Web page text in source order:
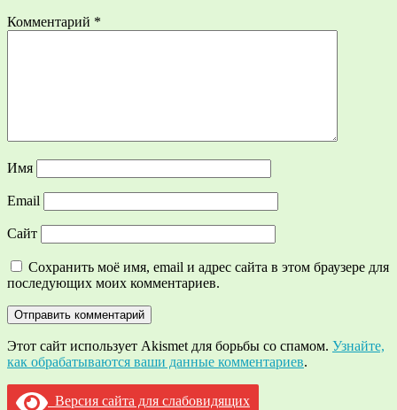
Комментарий *
Имя
Email
Сайт
Сохранить моё имя, email и адрес сайта в этом браузере для
последующих моих комментариев.
Этот сайт использует Akismet для борьбы со спамом. Узнайте,
как обрабатываются ваши данные комментариев.
Версия сайта для слабовидящих